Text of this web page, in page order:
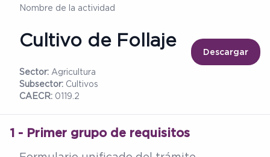
Nombre de la actividad
Cultivo de Follaje
Sector: Agricultura
Subsector: Cultivos
CAECR: 0119.2
Descargar
1 - Primer grupo de requisitos